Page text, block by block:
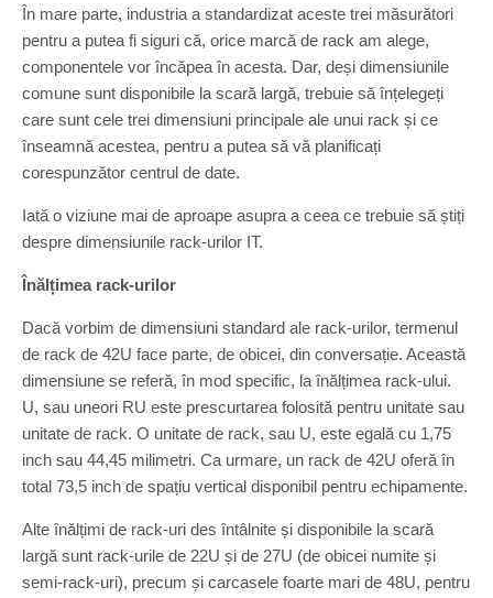
În mare parte, industria a standardizat aceste trei măsurători
pentru a putea fi siguri că, orice marcă de rack am alege,
componentele vor încăpea în acesta. Dar, deși dimensiunile
comune sunt disponibile la scară largă, trebuie să înțelegeți
care sunt cele trei dimensiuni principale ale unui rack și ce
înseamnă acestea, pentru a putea să vă planificați
corespunzător centrul de date.
Iată o viziune mai de aproape asupra a ceea ce trebuie să știți
despre dimensiunile rack-urilor IT.
Înălțimea rack-urilor
Dacă vorbim de dimensiuni standard ale rack-urilor, termenul
de rack de 42U face parte, de obicei, din conversație. Această
dimensiune se referă, în mod specific, la înălțimea rack-ului.
U, sau uneori RU este prescurtarea folosită pentru unitate sau
unitate de rack. O unitate de rack, sau U, este egală cu 1,75
inch sau 44,45 milimetri. Ca urmare, un rack de 42U oferă în
total 73,5 inch de spațiu vertical disponibil pentru echipamente.
Alte înălțimi de rack-uri des întâlnite și disponibile la scară
largă sunt rack-urile de 22U și de 27U (de obicei numite și
semi-rack-uri), precum și carcasele foarte mari de 48U, pentru